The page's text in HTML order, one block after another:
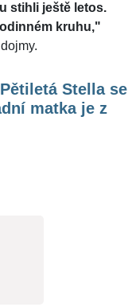
stihli ještě letos.
kruhu,"
Stella se
matka je z